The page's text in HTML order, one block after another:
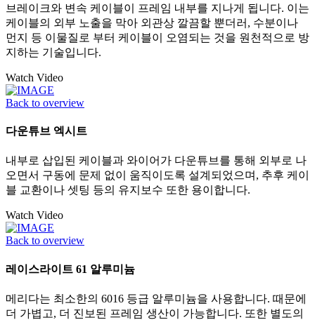
브레이크와 변속 케이블이 프레임 내부를 지나게 됩니다. 이는
케이블의 외부 노출을 막아 외관상 깔끔할 뿐더러, 수분이나
먼지 등 이물질로 부터 케이블이 오염되는 것을 원천적으로 방
지하는 기술입니다.
Watch Video
Back to overview
다운튜브 엑시트
내부로 삽입된 케이블과 와이어가 다운튜브를 통해 외부로 나
오면서 구동에 문제 없이 움직이도록 설계되었으며, 추후 케이
블 교환이나 셋팅 등의 유지보수 또한 용이합니다.
Watch Video
Back to overview
레이스라이트 61 알루미늄
메리다는 최소한의 6016 등급 알루미늄을 사용합니다. 때문에
더 가볍고, 더 진보된 프레임 생산이 가능합니다. 또한 별도의